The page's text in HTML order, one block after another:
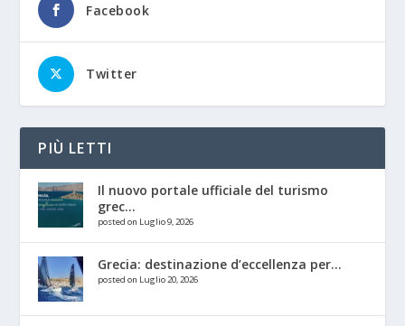
Facebook
Twitter
PIÙ LETTI
Il nuovo portale ufficiale del turismo
grec...
posted on Luglio 9, 2026
Grecia: destinazione d’eccellenza per...
posted on Luglio 20, 2026